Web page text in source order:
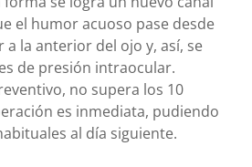
el humor acuoso pase desde
la anterior del ojo y, así, se
de presión intraocular.
no supera los 10
es inmediata, pudiendo
al día siguiente.